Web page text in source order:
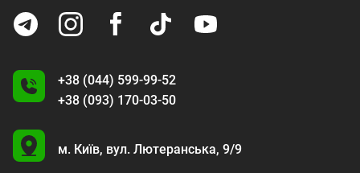
+38 (044) 599-99-52
+38 (093) 170-03-50
U
м. Київ, вул. Лютеранська, 9/9